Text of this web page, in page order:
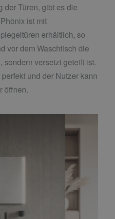
der Türen, gibt es die
ist mit
erhältlich, so
vor dem Waschtisch die
versetzt geteilt ist.
und der Nutzer kann
öffnen.